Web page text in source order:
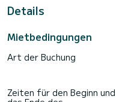
Details
Mietbedingungen
Art der Buchung
Zeiten für den Beginn und